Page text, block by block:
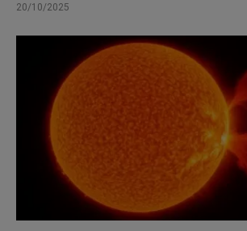
20/10/2025